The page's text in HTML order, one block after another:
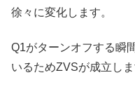
徐々に変化します。
Q1がターンオフする瞬
いるためZVSが成立しま